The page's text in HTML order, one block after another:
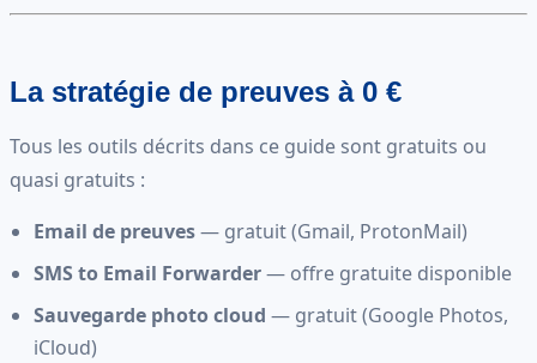
La stratégie de preuves à 0 €
Tous les outils décrits dans ce guide sont gratuits ou
quasi gratuits :
Email de preuves— gratuit (Gmail, ProtonMail)
SMS to Email Forwarder— offre gratuite disponible
Sauvegarde photo cloud — gratuit (Google Photos,
iCloud)